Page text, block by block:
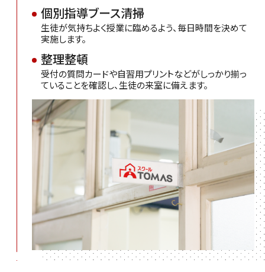
個別指導ブース清掃
生徒が気持ちよく授業に臨めるよう、毎日時間を決めて
実施します。
整理整頓
受付の質問カードや自習用プリントなどがしっかり揃っ
ていることを確認し、生徒の来室に備えます。